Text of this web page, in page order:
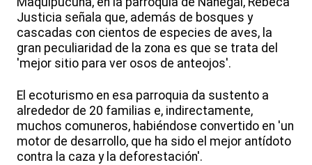
Justicia señala que, además de bosques y
cascadas con cientos de especies de aves, la
gran peculiaridad de la zona es que se trata del
'mejor sitio para ver osos de anteojos'.
El ecoturismo en esa parroquia da sustento a
alrededor de 20 familias e, indirectamente,
muchos comuneros, habiéndose convertido en 'un
motor de desarrollo, que ha sido el mejor antídoto
contra la caza y la deforestación'.